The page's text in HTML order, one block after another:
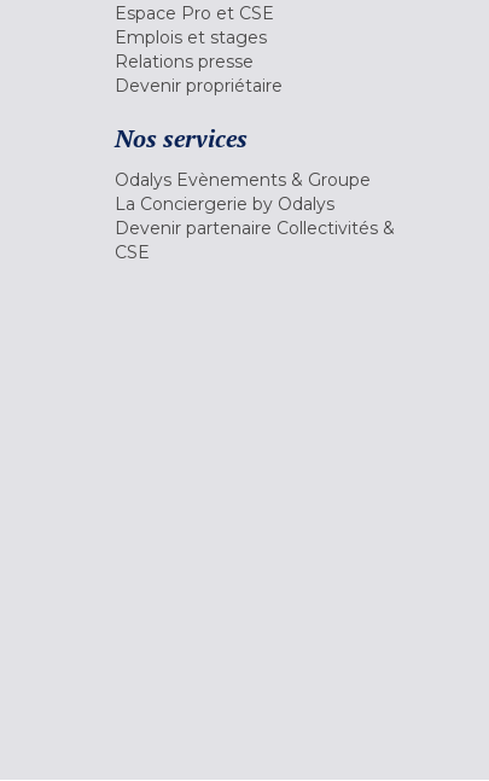
Espace Pro et CSE
Emplois et stages
Relations presse
Devenir propriétaire
Nos services
Odalys Evènements & Groupe
La Conciergerie by Odalys
Devenir partenaire Collectivités &
CSE